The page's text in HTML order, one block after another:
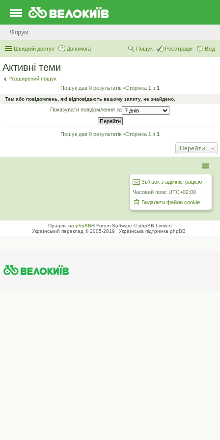
Форум
Швидкий доступ Допомога Вхід
Реєстрація
Пошук
Активні теми
Розширений пошук
Пошук дав 0 результатів •Сторінка 1 з 1
Тем або повідомлень, які відповідають вашому запиту, не знайдено.
Показувати повідомлення за
Пошук дав 0 результатів •Сторінка 1 з 1
Перейти
Зв'язок з адміністрацією
Часовий пояс UTC+02:00
Видалити файли cookie
Працює на phpBB® Forum Software © phpBB Limited
Український переклад © 2005-2019
Українська підтримка phpBB